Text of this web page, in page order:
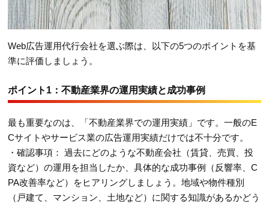
Web広告運用代行会社を選ぶ際は、以下の5つのポイントを基
準に評価しましょう。
ポイント1：不動産業界の運用実績と成功事例
最も重要なのは、「不動産業界での運用実績」です。一般のE
Cサイトやサービス業の広告運用実績だけでは不十分です。
・確認事項： 過去にどのような不動産会社（賃貸、売買、投
資など）の運用を担当したか、具体的な成功事例（反響率、C
PA改善率など）をヒアリングしましょう。地域や物件種別
（戸建て、マンション、土地など）に関する知識があるかどう